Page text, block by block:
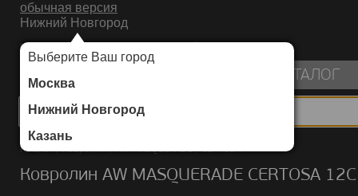
обычная версия
Нижний Новгород
Выберите Ваш город
Москва
Нижний Новгород
Казань
ИНТЕРНЕТ-МАГАЗИН НАПОЛЬНЫХ ПОКРЫТИЙ
КАТАЛОГ
Каталог/Ковролин/AW MASQUERADE/CERTOSA
Ковролин AW MASQUERADE CERTOSA 12C